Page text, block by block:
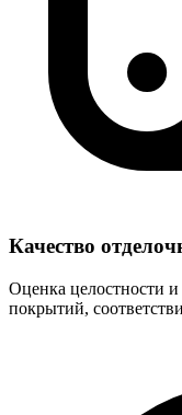
Качество
Оценка целостности
покрытий,